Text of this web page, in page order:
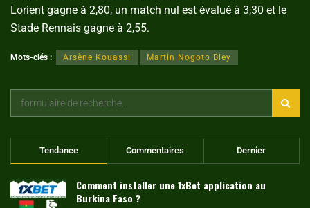
Lorient gagne à 2,80, un match nul est évalué à 3,30 et le
Stade Rennais gagne à 2,55.
Mots-clés : Arsène Kouassi Martin Nogoto Bley
Tendance Commentaires Dernier
Comment installer une 1xBet application au
Burkina Faso ?